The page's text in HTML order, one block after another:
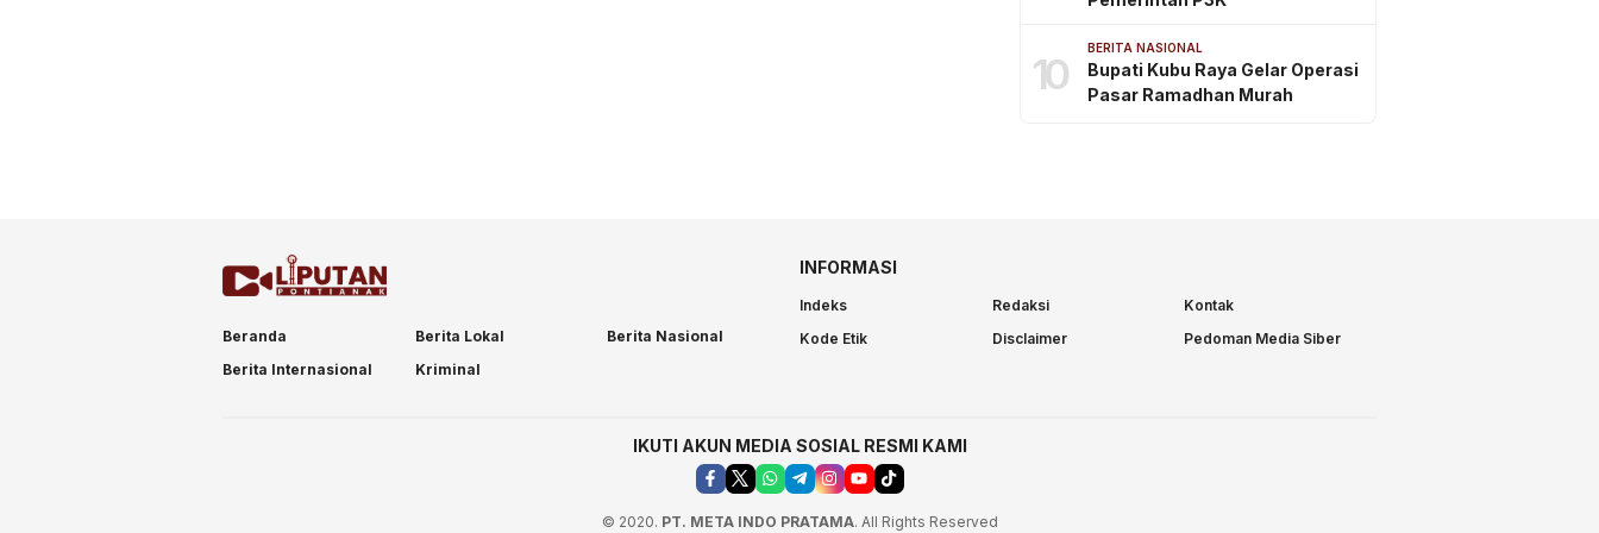
10
BERITA NASIONAL
Bupati Kubu Raya Gelar Operasi
Pasar Ramadhan Murah
Beranda Berita Lokal
Berita Nasional
Berita Internasional
Kriminal
INFORMASI
Indeks Redaksi
Kontak
Kode Etik
Disclaimer Pedoman Media Siber
IKUTI AKUN MEDIA SOSIAL RESMI KAMI
© 2020. PT. META INDO PRATAMA. All Rights Reserved